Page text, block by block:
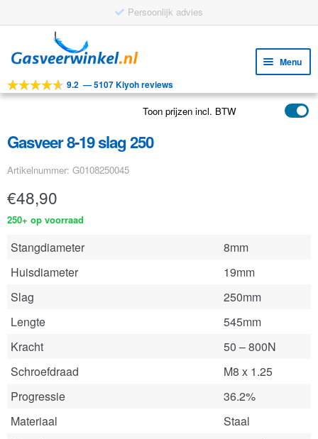
Persoonlijk advies
door
navigatie
naar
inhoud
Menu
Tools
Toepassingen
Klantenservice
FAQ
9.2 —5107 Kiyoh reviews
Toon prijzen incl. BTW
Gasveer 8-19 slag 250
Artikelnummer: G0108250045
€48,90
250+ op voorraad
Stangdiameter
8mm
Huisdiameter
19mm
Slag
250mm
Lengte
545mm
Kracht
50 – 800N
Schroefdraad
M8 x 1.25
Progressie
36.2%
Materiaal
Staal